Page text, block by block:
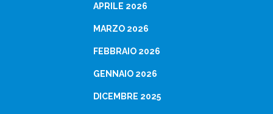
APRILE 2026
MARZO 2026
FEBBRAIO 2026
GENNAIO 2026
DICEMBRE 2025